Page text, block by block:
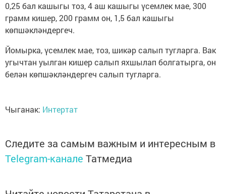
0,25 бал кашыгы тоз, 4 аш кашыгы үсемлек мае, 300
грамм кишер, 200 грамм он, 1,5 бал кашыгы
көпшәкләндергеч.
Йомырка, үсемлек мае, тоз, шикәр салып тугларга. Вак
угычтан уылган кишер салып яхшылап болгатырга, он
белән көпшәкләндергеч салып тугларга.
Чыганак: Интертат
Следите за самым важным и интересным в
Telegram-канале Татмедиа